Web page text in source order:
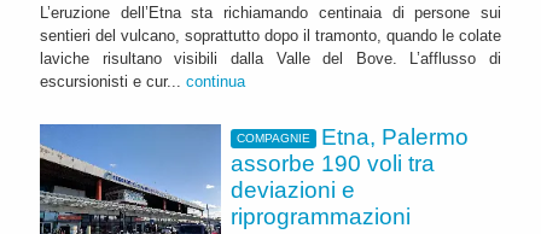
L’eruzione dell’Etna sta richiamando centinaia di persone sui
sentieri del vulcano, soprattutto dopo il tramonto, quando le colate
laviche risultano visibili dalla Valle del Bove. L’afflusso di
escursionisti e cur... continua
COMPAGNIE
Etna, Palermo
assorbe 190 voli tra
deviazioni e
riprogrammazioni